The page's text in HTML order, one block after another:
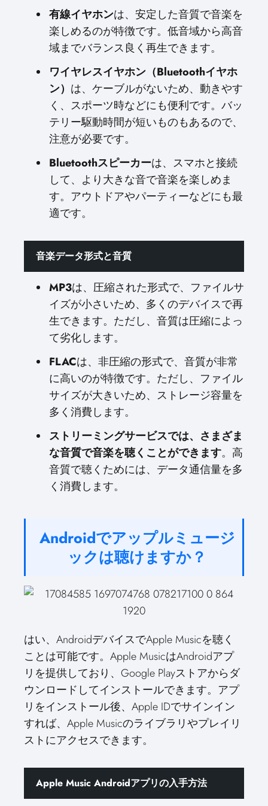
有線イヤホンは、安定した音質で音楽を
楽しめるのが特徴です。低音域から高音
域までバランス良く再生できます。
ワイヤレスイヤホン（Bluetoothイヤホ
ン） は、ケーブルがないため、動きやす
く、スポーツ時などにも便利です。バッ
テリー駆動時間が短いものもあるので、
注意が必要です。
Bluetoothスピーカーは、スマホと接続
して、より大きな音で音楽を楽しめま
す。アウトドアやパーティーなどにも最
適です。
音楽データ形式と音質
MP3は、圧縮された形式で、ファイルサ
イズが小さいため、多くのデバイスで再
生できます。ただし、音質は圧縮によっ
て劣化します。
FLACは、非圧縮の形式で、音質が非常
に高いのが特徴です。ただし、ファイル
サイズが大きいため、ストレージ容量を
多く消費します。
ストリーミングサービスでは、さまざま
な音質で音楽を聴くことができます。高
音質で聴くためには、データ通信量を多
く消費します。
Androidでアップルミュージ
ックは聴けますか？
はい、AndroidデバイスでApple Musicを聴く
ことは可能です。Apple MusicはAndroidアプ
リを提供しており、Google Playストアからダ
ウンロードしてインストールできます。アプ
リをインストール後、Apple IDでサインイン
すれば、Apple Musicのライブラリやプレイリ
ストにアクセスできます。
Apple Music Androidアプリの入手方法